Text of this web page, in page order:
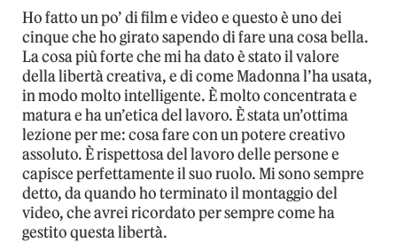
Ho fatto un po’ di film e video e questo è uno dei
cinque che ho girato sapendo di fare una cosa bella.
La cosa più forte che mi ha dato è stato il valore
della libertà creativa, e di come Madonna l’ha usata,
in modo molto intelligente. È molto concentrata e
matura e ha un’etica del lavoro. È stata un’ottima
lezione per me: cosa fare con un potere creativo
assoluto. È rispettosa del lavoro delle persone e
capisce perfettamente il suo ruolo. Mi sono sempre
detto, da quando ho terminato il montaggio del
video, che avrei ricordato per sempre come ha
gestito questa libertà.